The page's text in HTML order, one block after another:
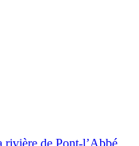
rivière de Pont-l’Abbé